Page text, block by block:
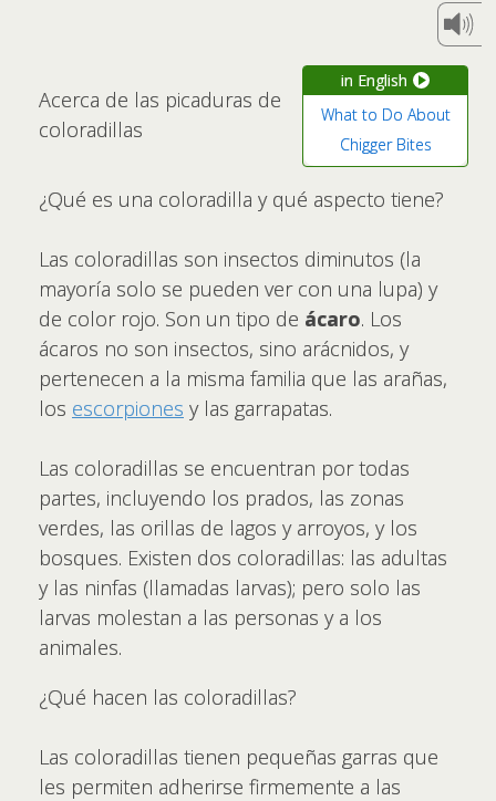
in English
What to Do About
Chigger Bites
Acerca de las picaduras de
coloradillas
¿Qué es una coloradilla y qué aspecto tiene?
Las coloradillas son insectos diminutos (la
mayoría solo se pueden ver con una lupa) y
de color rojo. Son un tipo de ácaro. Los
ácaros no son insectos, sino arácnidos, y
pertenecen a la misma familia que las arañas,
los escorpiones y las garrapatas.
Las coloradillas se encuentran por todas
partes, incluyendo los prados, las zonas
verdes, las orillas de lagos y arroyos, y los
bosques. Existen dos coloradillas: las adultas
y las ninfas (llamadas larvas); pero solo las
larvas molestan a las personas y a los
animales.
¿Qué hacen las coloradillas?
Las coloradillas tienen pequeñas garras que
les permiten adherirse firmemente a las